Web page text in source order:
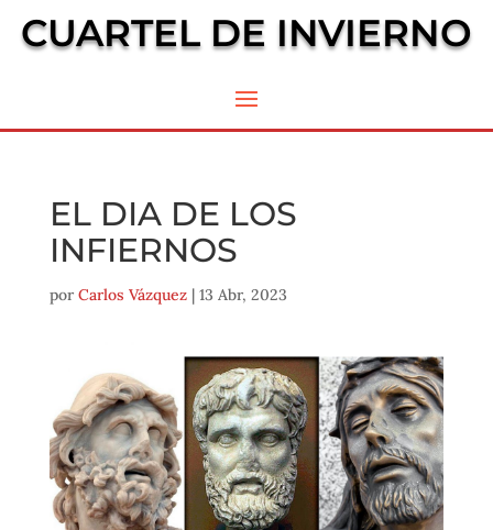
CUARTEL DE INVIERNO
EL DIA DE LOS
INFIERNOS
por Carlos Vázquez| 13 Abr, 2023